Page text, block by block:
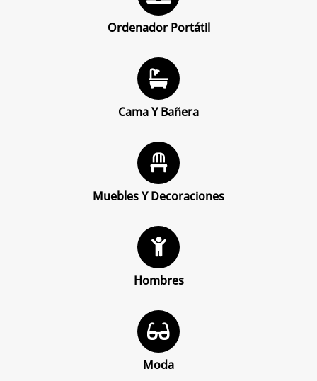
Ordenador Portátil
Cama Y Bañera
Muebles Y Decoraciones
Hombres
Moda